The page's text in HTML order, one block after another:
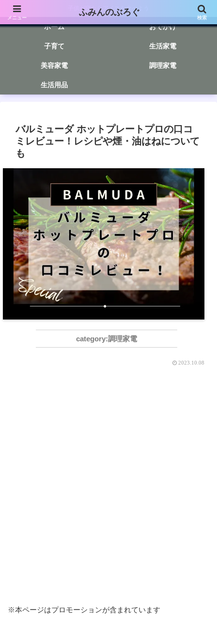
子供が寝たらアイスを食べよう
ホーム おでかけ
子育て 生活家電
美容家電 調理家電
生活用品
バルミューダ ホットプレートプロの口コ
ミレビュー！レシピや煙・油はねについて
も
調理家電
2023.10.08
※本ページはプロモーションが含まれています
メニュー
ふみんのぶろぐ
検索